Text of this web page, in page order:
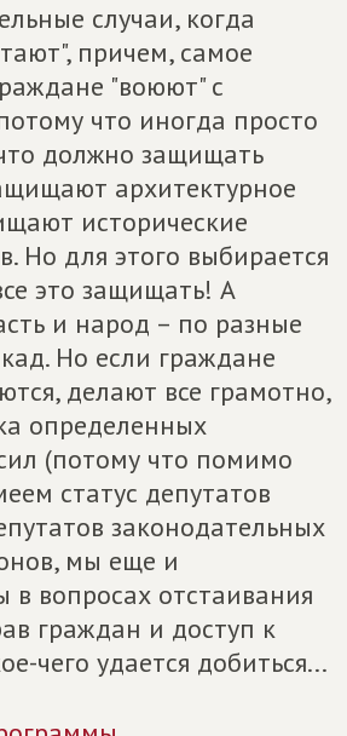
случаи, когда
причем, самое
"воюют" с
что иногда просто
должно защищать
архитектурное
исторические
Но для этого выбирается
это защищать! А
и народ – по разные
Но если граждане
делают все грамотно,
определенных
(потому что помимо
статус депутатов
законодательных
мы еще и
в вопросах отстаивания
граждан и доступ к
чего удается добиться...